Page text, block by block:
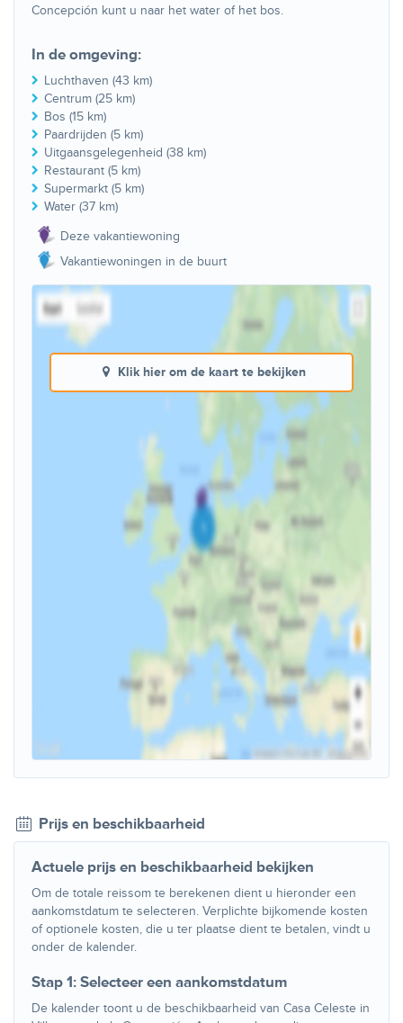
Concepción kunt u naar het water of het bos.
In de omgeving:
Luchthaven (43 km)
Centrum (25 km)
Bos (15 km)
Paardrijden (5 km)
Uitgaansgelegenheid (38 km)
Restaurant (5 km)
Supermarkt (5 km)
Water (37 km)
Deze vakantiewoning
Vakantiewoningen in de buurt
Klik hier om de kaart te bekijken
Prijs en beschikbaarheid
Actuele prijs en beschikbaarheid bekijken
Om de totale reissom te berekenen dient u hieronder een
aankomstdatum te selecteren. Verplichte bijkomende kosten
of optionele kosten, die u ter plaatse dient te betalen, vindt u
onder de kalender.
Stap 1: Selecteer een aankomstdatum
De kalender toont u de beschikbaarheid van Casa Celeste in